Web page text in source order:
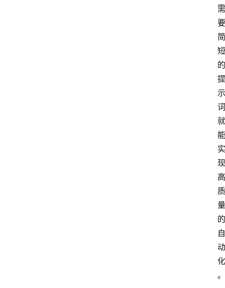
需
要
简
短
的
提
示
词
就
能
实
现
高
质
量
的
自
动
化
。